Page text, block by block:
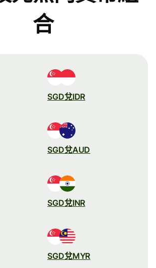
合
SGD兌IDR
SGD兌AUD
SGD兌INR
SGD兌MYR